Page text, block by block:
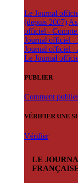
Le Journal
(depuis 2007)
officiel -
Journal officiel -
Journal officiel -
Le Journal
PUBLIER
Comment
VÉRIFIER UNE
Vérifier
LE